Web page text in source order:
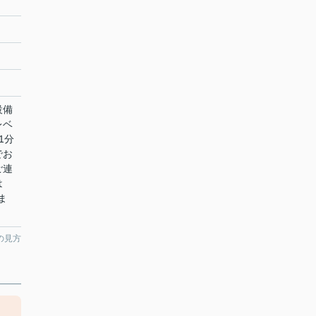
備
ベ
分
お
連
見方